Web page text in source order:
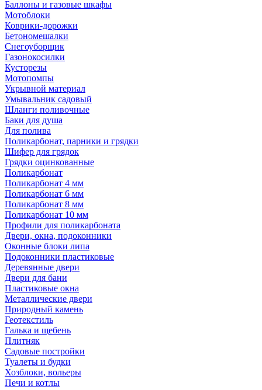
Баллоны и газовые шкафы
Мотоблоки
Коврики-дорожки
Бетономешалки
Снегоуборщик
Газонокосилки
Кусторезы
Мотопомпы
Укрывной материал
Умывальник садовый
Шланги поливочные
Баки для душа
Для полива
Поликарбонат, парники и грядки
Шифер для грядок
Грядки оцинкованные
Поликарбонат
Поликарбонат 4 мм
Поликарбонат 6 мм
Поликарбонат 8 мм
Поликарбонат 10 мм
Профили для поликарбоната
Двери, окна, подоконники
Оконные блоки липа
Подоконники пластиковые
Деревянные двери
Двери для бани
Пластиковые окна
Металлические двери
Природный камень
Геотекстиль
Галька и щебень
Плитняк
Садовые постройки
Туалеты и будки
Хозблоки, вольеры
Печи и котлы